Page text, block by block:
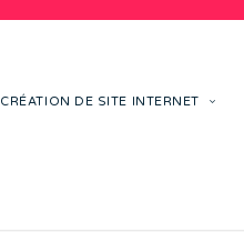
CRÉATION DE SITE INTERNET